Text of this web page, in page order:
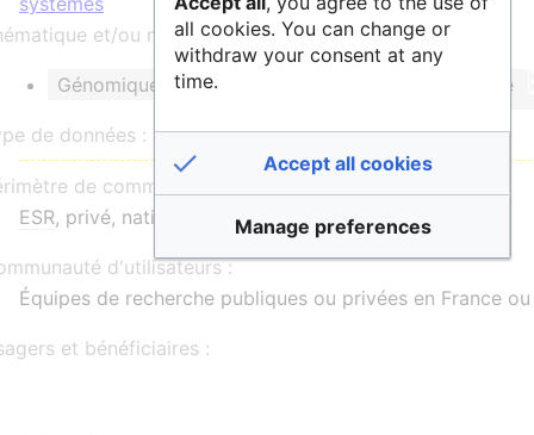
et/ou mots clés :
Génomique Transcriptomique & Protéomique
de données :
de communauté :
ESR, privé, national, international
d'utilisateurs :
Équipes de recherche publiques ou privées en France ou
et bénéficiaires :
all cookies. You can change or
withdraw your consent at any
time.
Accept all cookies
Manage preferences